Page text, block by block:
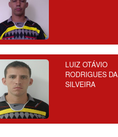
LUIZ OTÁVIO
RODRIGUES DA
SILVEIRA